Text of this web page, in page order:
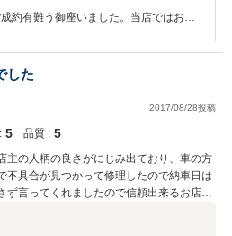
約有難う御座いました。当店ではお客
ます。それよりもハスラーラブ様が迅
ですのでこちらこそ有難う御座いまし
距離はありますが出来る限り対応させ
い致します。
した
2017/08/28投稿
5 品質 : 5
主の人柄の良さがにじみ出ており、車の方
不具合が見つかって修理したので納車日は
ず言ってくれましたので信頼出来るお店だ
いる車なので今後も安心してメンテナンス